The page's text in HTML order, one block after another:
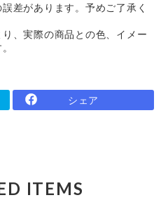
差があります。予めご了承く
、実際の商品との色、イメー
シェア
ITEMS